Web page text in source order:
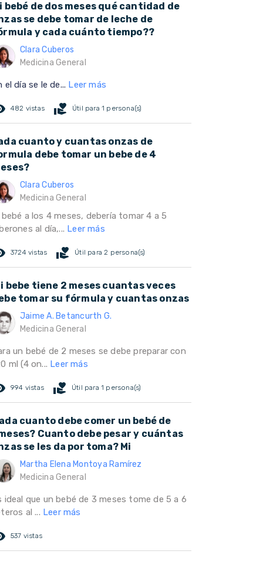
bebé de dos meses qué cantidad de
se debe tomar de leche de
y cada cuánto tiempo??
Clara Cuberos
Medicina General
el día se le de... Leer más
482 vistas volunteer_activism Útil para 1 persona(s)
cuanto y cuantas onzas de
debe tomar un bebe de 4
Clara Cuberos
Medicina General
bebé a los 4 meses, debería tomar 4 a 5
al día,... Leer más
3724 vistas volunteer_activism Útil para 2 persona(s)
bebe tiene 2 meses cuantas veces
tomar su fórmula y cuantas onzas
Jaime A. Betancurth G.
Medicina General
un bebé de 2 meses se debe preparar con
ml (4 on... Leer más
994 vistas volunteer_activism Útil para 1 persona(s)
cuanto debe comer un bebé de
Cuanto debe pesar y cuántas
se les da por toma? Mi
Martha Elena Montoya Ramírez
Medicina General
ideal que un bebé de 3 meses tome de 5 a 6
al ... Leer más
537 vistas